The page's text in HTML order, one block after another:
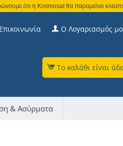
ότι η Kosmosat θα παραμείνει
Ο Λογαριασμός
Επικοινωνία
Το καλάθι είναι
& Ασύρματα